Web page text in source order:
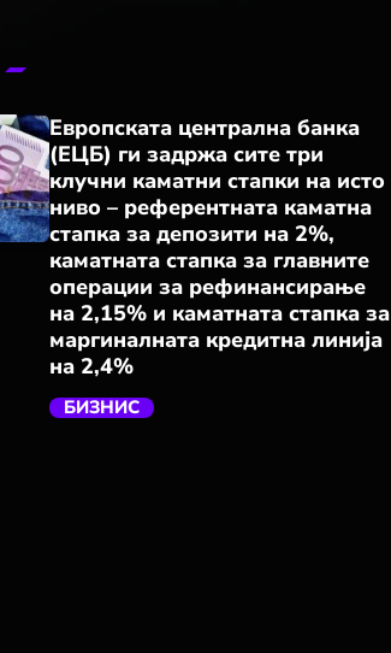
Европската централна банка
(ЕЦБ) ги задржа сите три
клучни каматни стапки на исто
ниво – референтната каматна
стапка за депозити на 2%,
каматната стапка за главните
операции за рефинансирање
на 2,15% и каматната стапка за
маргиналната кредитна линија
на 2,4%
БИЗНИС